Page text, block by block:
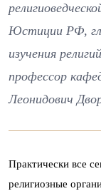
Юстиции РФ,
изучения
профессор
Леонидович
Практически все
религиозные